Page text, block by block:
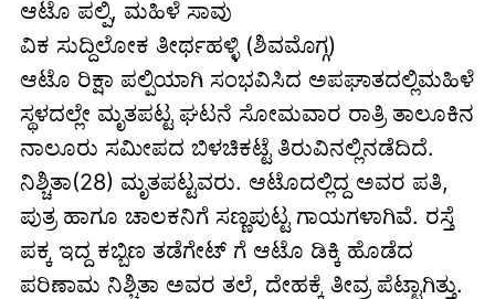
ಆಟೊ ಪಲ್ಪಿ, ಮಹಿಳೆ ಸಾವು
ವಿಕ ಸುದ್ದಿಲೋಕ ತೀರ್ಥಹಳ್ಳಿ (ಶಿವಮೊಗ್ಗ)
ಆಟೊ ರಿಕ್ಷಾ ಪಲ್ಪಿಯಾಗಿ ಸಂಭವಿಸಿದ ಅಪಘಾತದಲ್ಲಿಮಹಿಳೆ
ಸ್ಥಳದಲ್ಲೇ ಮೃತಪಟ್ಟ ಘಟನೆ ಸೋಮವಾರ ರಾತ್ರಿ ತಾಲೂಕಿನ
ನಾಲೂರು ಸಮೀಪದ ಬಿಳಚಿಕಟ್ಟೆ ತಿರುವಿನಲ್ಲಿನಡೆದಿದೆ.
ನಿಶ್ಚಿತಾ(28) ಮೃತಪಟ್ಟವರು. ಆಟೊದಲ್ಲಿದ್ದ ಅವರ ಪತಿ,
ಪುತ್ರ ಹಾಗೂ ಚಾಲಕನಿಗೆ ಸಣ್ಣಪುಟ್ಟ ಗಾಯಗಳಾಗಿವೆ. ರಸ್ತೆ
ಪಕ್ಕ ಇದ್ದ ಕಬ್ಬಿಣ ತಡೆಗೇಟ್ ಗೆ ಆಟೊ ಡಿಕ್ಕಿ ಹೊಡೆದ
ಪರಿಣಾಮ ನಿಶ್ಚಿತಾ ಅವರ ತಲೆ, ದೇಹಕ್ಕೆ ತೀವ್ರ ಪೆಟ್ಟಾಗಿತ್ತು.